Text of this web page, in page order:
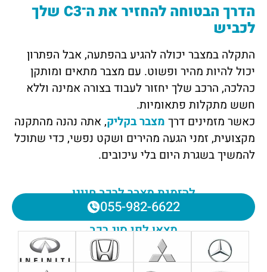
להזמנת מצבר לרכב חייגו
055-982-6622
מצאו לפי סוג רכב
הדרך הבטוחה להחזיר את ה־C3 שלך
לכביש
התקלה במצבר יכולה להגיע בהפתעה, אבל הפתרון
יכול להיות מהיר ופשוט. עם מצבר מתאים ומותקן
כהלכה, הרכב שלך יחזור לעבוד בצורה אמינה וללא
חשש מתקלות פתאומיות.
כאשר מזמינים דרך מצבר בקליק, אתה נהנה מהתקנה
מקצועית, זמני הגעה מהירים ושקט נפשי, כדי שתוכל
להמשיך בשגרת היום בלי עיכובים.